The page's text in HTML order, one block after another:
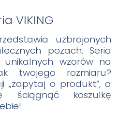
VIKING
uzbrojonych
pozach. Seria
unikalnych wzorów na
twojego rozmiaru?
„zapytaj o produkt”, a
ściągnąć koszulkę